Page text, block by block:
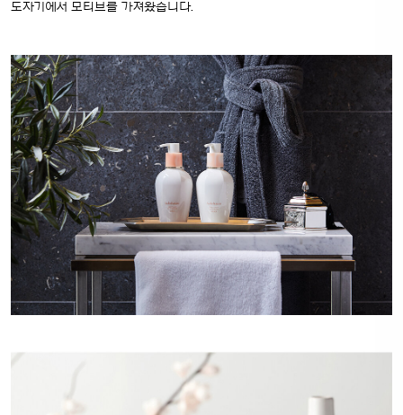
도자기에서 모티브를 가져왔습니다.